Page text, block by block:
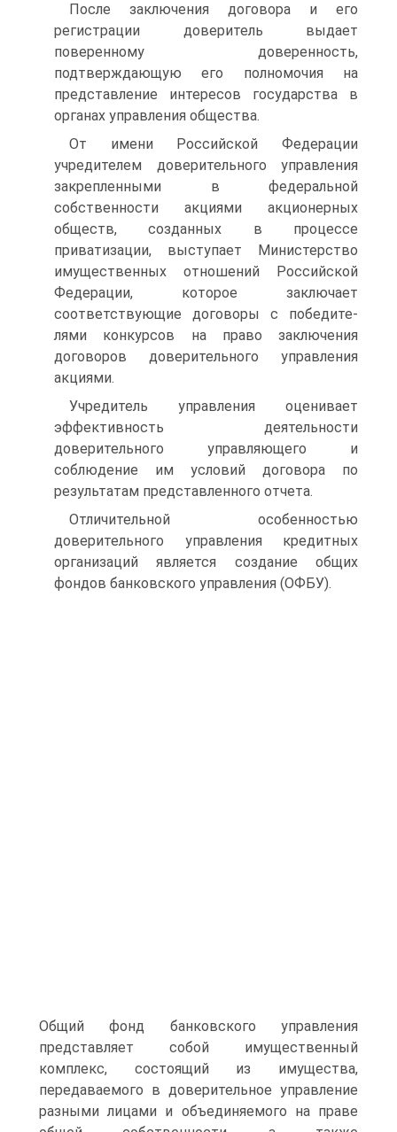
После заключения договора и его
регистрации доверитель выдает
поверенному доверенность,
подтверждающую его полномочия на
представление интересов государства в
органах управления общества.
От имени Российской Федерации
учредителем доверительного управления
закрепленными в федеральной
собственности акциями акционерных
обществ, созданных в процессе
приватизации, высту­пает Министерство
имущественных отношений Российской
Феде­рации, которое заключает
соответствующие договоры с победите­
лями конкурсов на право заключения
договоров доверительного управления
акциями.
Учредитель управления оценивает
эффективность деятельности
доверительного управляющего и
соблюдение им условий договора по
результатам представленного отчета.
Отличительной особенностью
доверительного управления кре­дитных
организаций является создание общих
фондов банковского управления (ОФБУ).
Общий фонд банковского управления
представ­ляет собой имущественный
комплекс, состоящий из имущества,
передаваемого в доверительное управление
разными лицами и объ­единяемого на праве